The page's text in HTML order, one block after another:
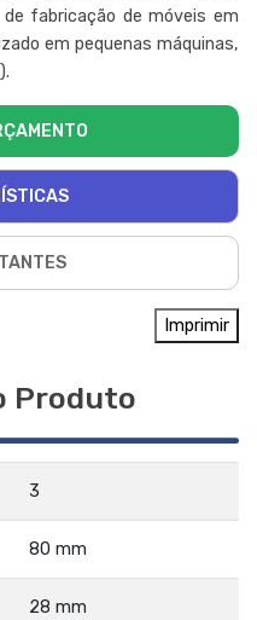
fabricação de móveis em
em pequenas máquinas,
Imprimir
Produto
3
80 mm
28 mm